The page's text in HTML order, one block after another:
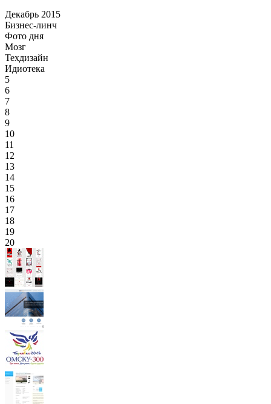
Декабрь 2015
Бизнес-линч
Фото дня
Мозг
Техдизайн
Идиотека
5
6
7
8
9
10
11
12
13
14
15
16
17
18
19
20